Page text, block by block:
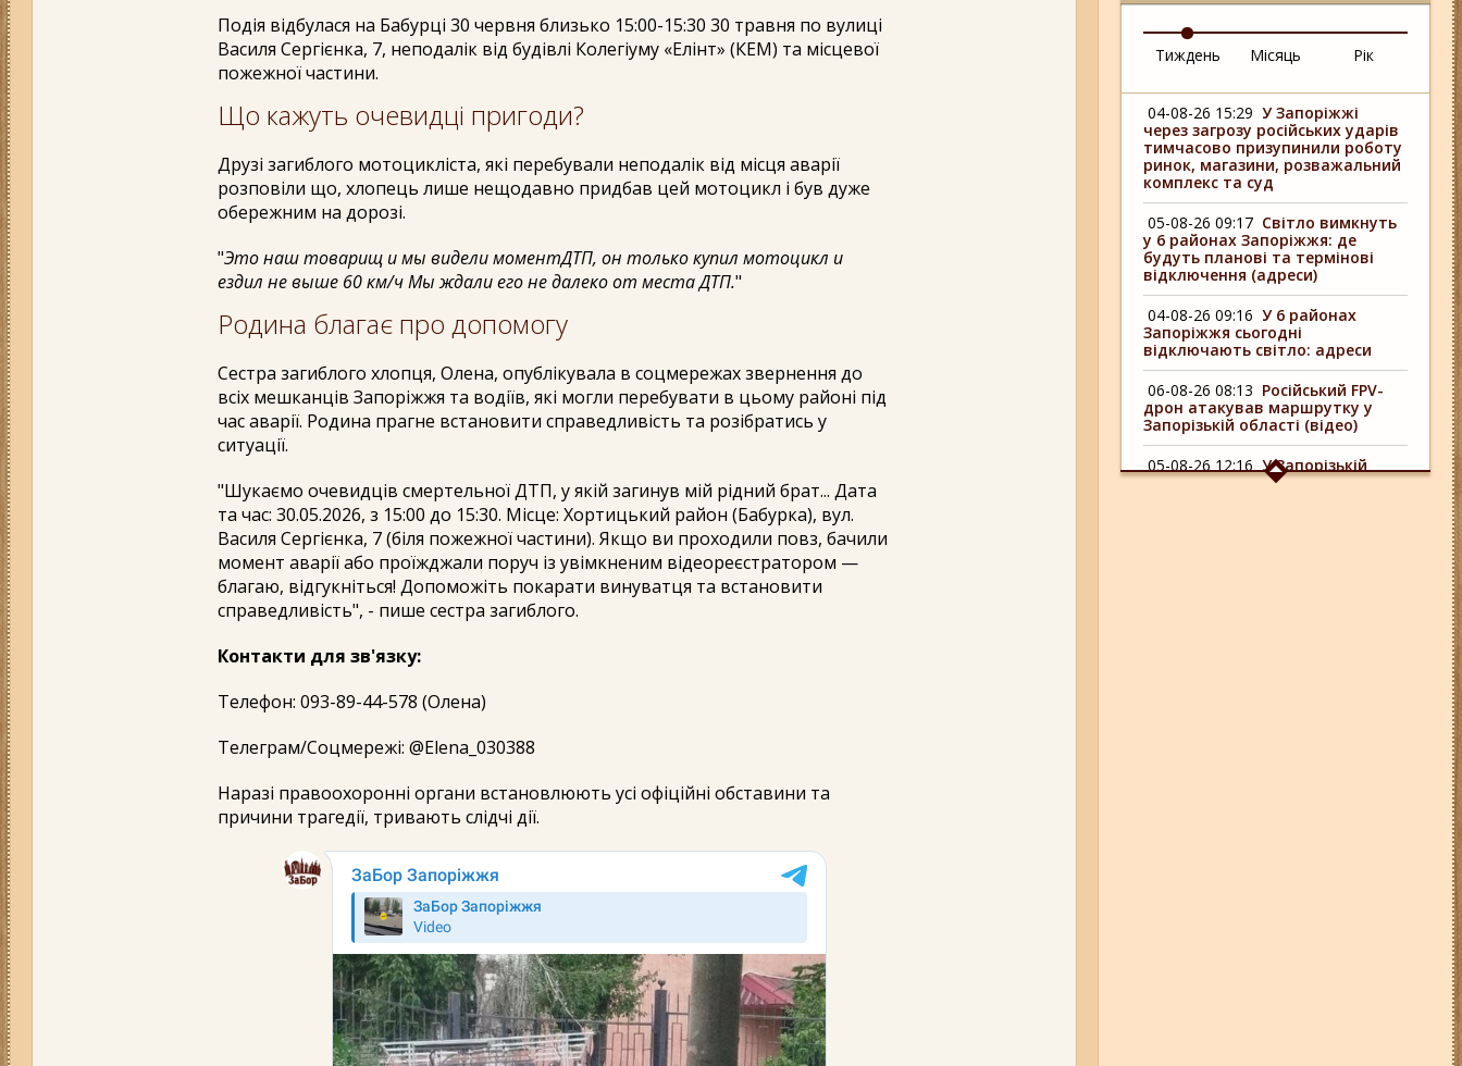
Подія відбулася на Бабурці 30 червня близько 15:00-15:30 30 травня по вулиці
Василя Сергієнка, 7, неподалік від будівлі Колегіуму «Елінт» (КЕМ) та місцевої
пожежної частини.
Що кажуть очевидці пригоди?
Друзі загиблого мотоцикліста, які перебували неподалік від місця аварії
розповіли що, хлопець лише нещодавно придбав цей мотоцикл і був дуже
обережним на дорозі.
"Это наш товарищ и мы видели моментДТП, он только купил мотоцикл и
ездил не выше 60 км/ч Мы ждали его не далеко от места ДТП."
Родина благає про допомогу
Сестра загиблого хлопця, Олена, опублікувала в соцмережах звернення до
всіх мешканців Запоріжжя та водіїв, які могли перебувати в цьому районі під
час аварії. Родина прагне встановити справедливість та розібратись у
ситуації.
"Шукаємо очевидців смертельної ДТП, у якій загинув мій рідний брат... Дата
та час: 30.05.2026, з 15:00 до 15:30. Місце: Хортицький район (Бабурка), вул.
Василя Сергієнка, 7 (біля пожежної частини). Якщо ви проходили повз, бачили
момент аварії або проїжджали поруч із увімкненим відеореєстратором —
благаю, відгукніться! Допоможіть покарати винуватця та встановити
справедливість", - пише сестра загиблого.
Контакти для зв'язку:
Телефон: 093-89-44-578 (Олена)
Телеграм/Соцмережі: @Elena_030388
Наразі правоохоронні органи встановлюють усі офіційні обставини та
причини трагедії, тривають слідчі дії.
Тиждень Місяць Рік
04-08-26 15:29 У Запоріжжі
через загрозу російських ударів
тимчасово призупинили роботу
ринок, магазини, розважальний
комплекс та суд
05-08-26 09:17 Світло вимкнуть
у 6 районах Запоріжжя: де
будуть планові та термінові
відключення (адреси)
04-08-26 09:16 У 6 районах
Запоріжжя сьогодні
відключають світло: адреси
06-08-26 08:13 Російський FPV-
дрон атакував маршрутку у
Запорізькій області (відео)
05-08-26 12:16 У Запорізькій
області ресторан оштрафували